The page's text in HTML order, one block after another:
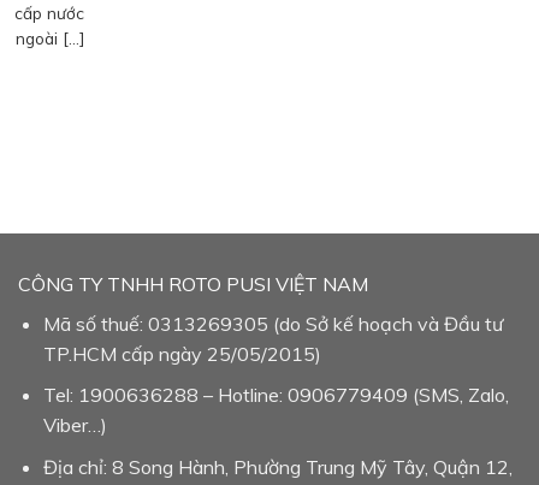
cấp nước
ngoài […]
CÔNG TY TNHH ROTO PUSI VIỆT NAM
Mã số thuế: 0313269305 (do Sở kế hoạch và Đầu tư
TP.HCM cấp ngày 25/05/2015)
Tel: 1900636288 – Hotline: 0906779409 (SMS, Zalo,
Viber…)
Địa chỉ: 8 Song Hành, Phường Trung Mỹ Tây, Quận 12,